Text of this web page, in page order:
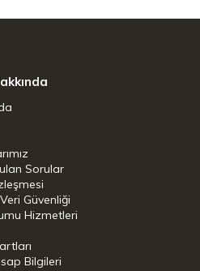
Sorular
Güvenliği
Hizmetleri
Bilgileri